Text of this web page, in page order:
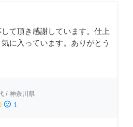
て頂き感謝しています。仕上
に入っています。ありがとう
/ 神奈川県
sentiment_dissatisfied 1